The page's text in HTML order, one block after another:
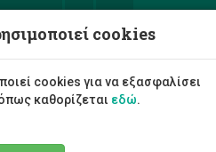
cookies
cookies για να εξασφαλίσει
καθορίζεται εδώ.